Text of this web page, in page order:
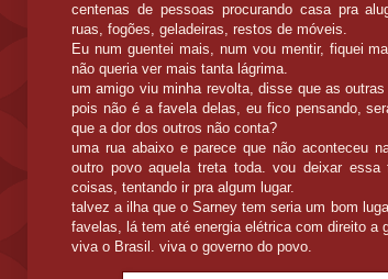
centenas de pessoas procurando casa pra
ruas, fogões, geladeiras, restos de móveis.
Eu num guentei mais, num vou mentir, fiquei
não queria ver mais tanta lágrima.
um amigo viu minha revolta, disse que as
pois não é a favela delas, eu fico pensando,
que a dor dos outros não conta?
uma rua abaixo e parece que não aconteceu
outro povo aquela treta toda. vou deixar
coisas, tentando ir pra algum lugar.
talvez a ilha que o Sarney tem seria um bom
favelas, lá tem até energia elétrica com direito a
viva o Brasil. viva o governo do povo.